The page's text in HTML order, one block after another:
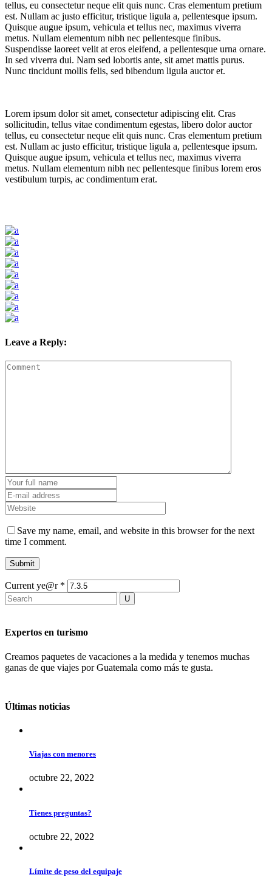
tellus, eu consectetur neque elit quis nunc. Cras elementum pretium
est. Nullam ac justo efficitur, tristique ligula a, pellentesque ipsum.
Quisque augue ipsum, vehicula et tellus nec, maximus viverra
metus. Nullam elementum nibh nec pellentesque finibus.
Suspendisse laoreet velit at eros eleifend, a pellentesque urna ornare.
In sed viverra dui. Nam sed lobortis ante, sit amet mattis purus.
Nunc tincidunt mollis felis, sed bibendum ligula auctor et.
Lorem ipsum dolor sit amet, consectetur adipiscing elit. Cras
sollicitudin, tellus vitae condimentum egestas, libero dolor auctor
tellus, eu consectetur neque elit quis nunc. Cras elementum pretium
est. Nullam ac justo efficitur, tristique ligula a, pellentesque ipsum.
Quisque augue ipsum, vehicula et tellus nec, maximus viverra
metus. Nullam elementum nibh nec pellentesque finibus lorem eros
vestibulum turpis, ac condimentum erat.
Leave a Reply:
Save my name, email, and website in this browser for the next
time I comment.
Current ye@r *
Expertos en turismo
Creamos paquetes de vacaciones a la medida y tenemos muchas
ganas de que viajes por Guatemala como más te gusta.
Últimas noticias
Viajas con menores
octubre 22, 2022
Tienes preguntas?
octubre 22, 2022
Límite de peso del equipaje